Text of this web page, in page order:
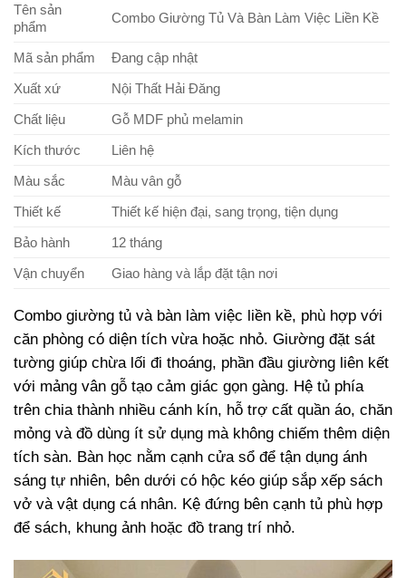
Tên sản
phẩm
Combo Giường Tủ Và Bàn Làm Việc Liền Kề
Mã sản phẩm
Đang cập nhật
Xuất xứ
Nội Thất Hải Đăng
Chất liệu
Gỗ MDF phủ melamin
Kích thước
Liên hệ
Màu sắc
Màu vân gỗ
Thiết kế
Thiết kế hiện đại, sang trọng, tiện dụng
Bảo hành
12 tháng
Vận chuyển
Giao hàng và lắp đặt tận nơi
Combo giường tủ và bàn làm việc liền kề, phù hợp với
căn phòng có diện tích vừa hoặc nhỏ. Giường đặt sát
tường giúp chừa lối đi thoáng, phần đầu giường liên kết
với mảng vân gỗ tạo cảm giác gọn gàng. Hệ tủ phía
trên chia thành nhiều cánh kín, hỗ trợ cất quần áo, chăn
mỏng và đồ dùng ít sử dụng mà không chiếm thêm diện
tích sàn. Bàn học nằm cạnh cửa sổ để tận dụng ánh
sáng tự nhiên, bên dưới có hộc kéo giúp sắp xếp sách
vở và vật dụng cá nhân. Kệ đứng bên cạnh tủ phù hợp
để sách, khung ảnh hoặc đồ trang trí nhỏ.